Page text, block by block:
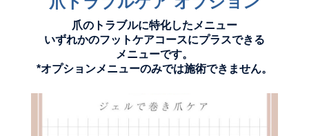
爪のトラブルに特化したメニュー
いずれかのフットケアコースにプラスできる
メニューです。
*オプションメニューのみでは施術できません。